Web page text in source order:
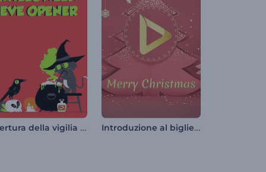
Apertura della vigilia di Halloween Introduzione al biglietto di auguri natalizio pop-up